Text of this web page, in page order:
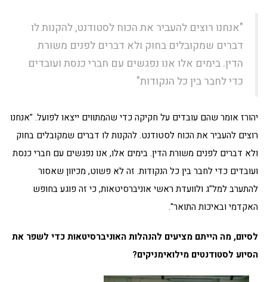
"אנחנו רוצים להעביר את הכוח לסטודנט, להקנות לו
דברים שמקובלים בחוק ולא דברים לפנים משורת
הדין. בימים אלו אנו נפגשים עם חברי כנסת ועובדים
כדי לחבר בין כל הנקודות"
יהורז אומר שהם עובדים על חקיקה כדי שהמתווים ייצאו לפועל. "אנחנו
רוצים להעביר את הכוח לסטודנט. להקנות לו דברים שמקובלים בחוק
ולא דברים לפנים משורת הדין. בימים אלו, אנו נפגשים עם חברי כנסת
ועובדים כדי לחבר בין כל הנקודות. זה לא פשוט, מכיוון שאסור
להתערב למל"ג ולוועדת ראשי אוניברסיטאות, כי זה פוגע בחופש
האקדמי ובאיכות התואר".
לסיום, מה הייתם מציעים להנהלות האוניברסיטאות כדי לשפר את
הסיוע לסטודנטים מילואימניקים?